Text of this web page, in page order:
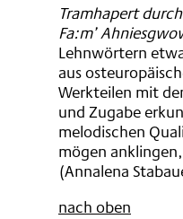
Tramhapert
Fa:m’
Lehnwörtern
aus
Werkteilen mit
und Zugabe
melodischen
mögen
(Annalena
nach oben